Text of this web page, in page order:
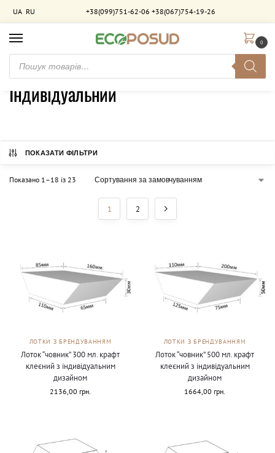
UA RU +38(099)751-62-06 +38(067)754-19-26
0
Головна / Товар Дизайн
Індивідуальний
ПОКАЗАТИ ФІЛЬТРИ
Показано 1–18 із 23
1 2
ЛОТКИ З БРЕНДУВАННЯМ
Лоток “човник” 300 мл. крафт
клеєний з індивідуальним
дизайном
2136,00 грн.
ЛОТКИ З БРЕНДУВАННЯМ
Лоток “човник” 500 мл. крафт
клеєний з індивідуальним
дизайном
1664,00 грн.